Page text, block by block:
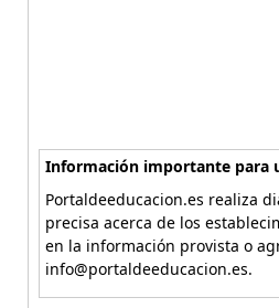
Información importante para
Portaldeeducacion.es realiza
precisa acerca de los
en la información provista o
info@portaldeeducacion.es.